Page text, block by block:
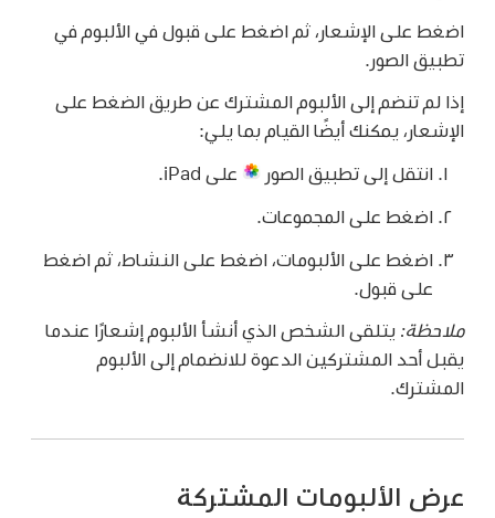
اضغط على الإشعار، ثم اضغط على قبول في الألبوم في
تطبيق الصور.
إذا لم تنضم إلى الألبوم المشترك عن طريق الضغط على
الإشعار، يمكنك أيضًا القيام بما يلي:
انتقل إلى تطبيق الصور على iPad.
اضغط على المجموعات.
اضغط على الألبومات، اضغط على النشاط، ثم اضغط
على قبول.
ملاحظة: يتلقى الشخص الذي أنشأ الألبوم إشعارًا عندما
يقبل أحد المشتركين الدعوة للانضمام إلى الألبوم
المشترك.
عرض الألبومات المشتركة